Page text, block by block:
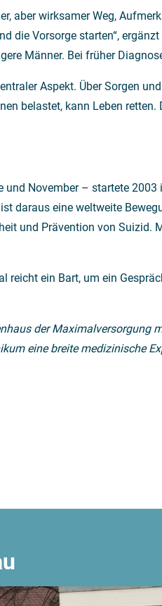
aber wirksamer Weg,
die Vorsorge starten“,
Männer. Bei früher
Aspekt. Über Sorgen
belastet, kann Leben
November – startete
daraus eine weltweite
und Prävention von
ein Bart, um ein
der
eine breite medizinische